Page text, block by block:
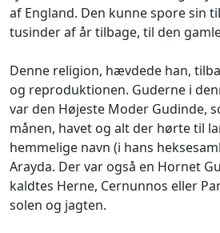
af England. Den kunne spore sin
tusinder af år tilbage, til den
Denne religion, hævdede han,
og reproduktionen. Guderne i
var den Højeste Moder Gudinde,
månen, havet og alt der hørte til
hemmelige navn (i hans
Arayda. Der var også en Hornet
kaldtes Herne, Cernunnos eller
solen og jagten.